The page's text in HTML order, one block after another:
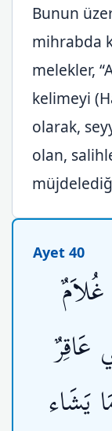
Bunun
mihrabda
melekler,
kelimeyi
olarak,
olan,
Ayet 40
عَاقِرٌ
يَشَاء